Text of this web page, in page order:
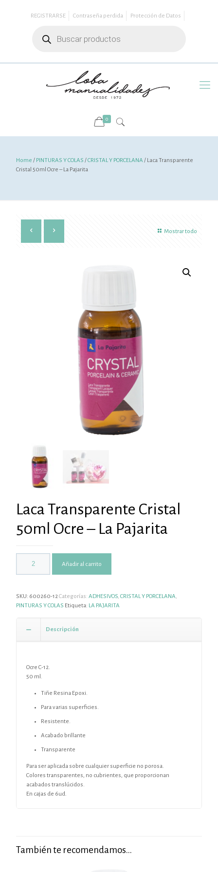
REGISTRARSE Contraseña perdida
Protección de Datos
productos
0
Home / PINTURAS Y COLAS /CRISTAL Y PORCELANA / Laca Transparente
Cristal 50ml Ocre – La Pajarita
Mostrar todo
Laca Transparente Cristal
50ml Ocre – La Pajarita
Añadir al carrito
SKU: 600260-12 Categorías: ADHESIVOS CRISTAL Y PORCELANA
PINTURAS Y COLAS Etiqueta: LA PAJARITA
Descripción
Ocre C-12.
50 ml.
Tiñe Resina Epoxi.
Para varias superficies.
Resistente.
Acabado brillante
Transparente
Para ser aplicada sobre cualquier superficie no porosa.
Colores transparentes, no cubrientes, que proporcionan
acabados translúcidos.
En cajas de 6ud.
También te recomendamos…